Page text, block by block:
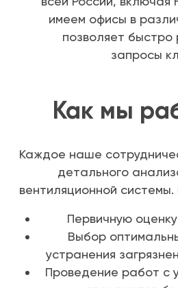
имеем офисы в
позволяет быстро
запросы
Как мы
Каждое наше
детального
вентиляционной
Первичную
Выбор
устранения
Проведение работ с